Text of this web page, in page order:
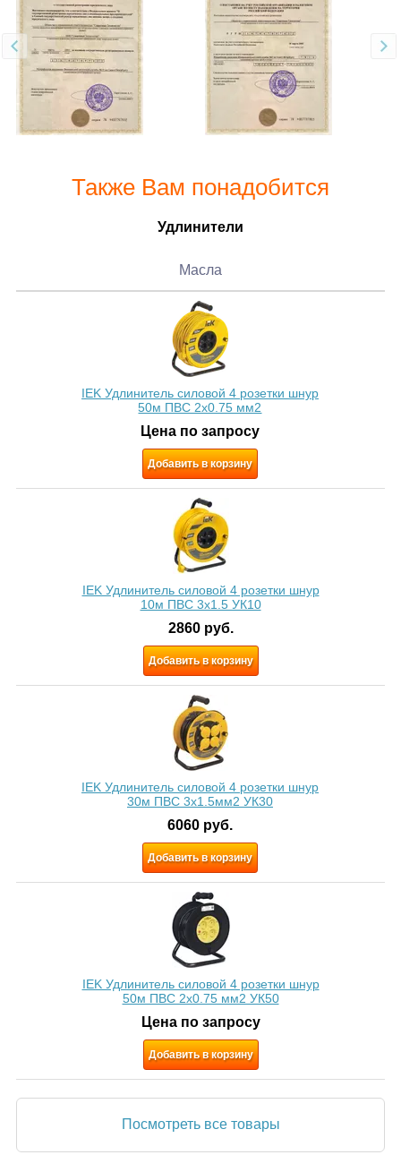
Также Вам понадобится
Удлинители
Масла
IEK Удлинитель силовой 4 розетки шнур
50м ПВС 2х0.75 мм2
Цена по запросу
Добавить в корзину
IEK Удлинитель силовой 4 розетки шнур
10м ПВС 3x1.5 УК10
2860 руб.
Добавить в корзину
IEK Удлинитель силовой 4 розетки шнур
30м ПВС 3х1.5мм2 УК30
6060 руб.
Добавить в корзину
IEK Удлинитель силовой 4 розетки шнур
50м ПВС 2х0.75 мм2 УК50
Цена по запросу
Добавить в корзину
Посмотреть все товары